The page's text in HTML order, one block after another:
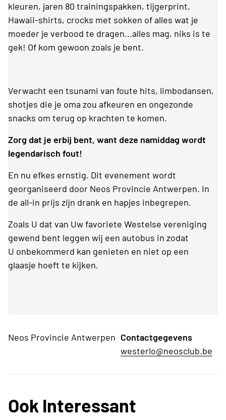
kleuren, jaren 80 trainingspakken, tijgerprint,
Hawaii-shirts, crocks met sokken of alles wat je
moeder je verbood te dragen...alles mag, niks is te
gek! Of kom gewoon zoals je bent.
Verwacht een tsunami van foute hits, limbodansen,
shotjes die je oma zou afkeuren en ongezonde
snacks om terug op krachten te komen.
Zorg dat je erbij bent, want deze namiddag wordt
legendarisch fout!
En nu efkes ernstig. Dit evenement wordt
georganiseerd door Neos Provincie Antwerpen. In
de all-in prijs zijn drank en hapjes inbegrepen.
Zoals U dat van Uw favoriete Westelse vereniging
gewend bent leggen wij een autobus in zodat
U onbekommerd kan genieten en niet op een
glaasje hoeft te kijken.
Neos Provincie Antwerpen Contactgegevens
westerlo@neosclub.be
Ook Interessant